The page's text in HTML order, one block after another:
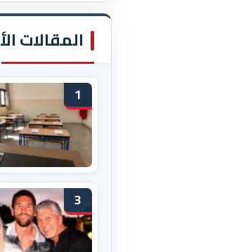
المقالات
1
3